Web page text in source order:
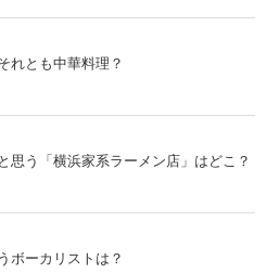
れとも中華料理？
思う「横浜家系ラーメン店」はどこ？
ボーカリストは？